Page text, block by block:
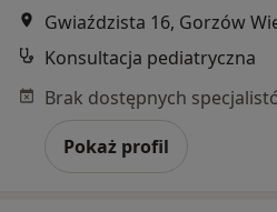
Gwiaździsta 16, Gorzów
Konsultacja pediatryczna
Pokaż profil